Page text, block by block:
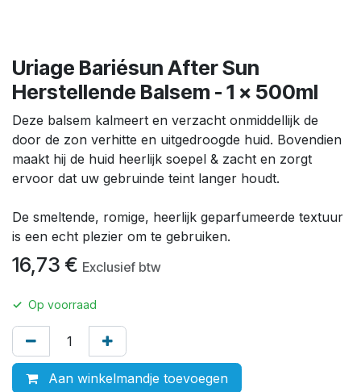
Uriage Bariésun After Sun
Herstellende Balsem - 1 x 500ml
Deze balsem kalmeert en verzacht onmiddellijk de
door de zon verhitte en uitgedroogde huid. Bovendien
maakt hij de huid heerlijk soepel & zacht en zorgt
ervoor dat uw gebruinde teint langer houdt.
De smeltende, romige, heerlijk geparfumeerde textuur
is een echt plezier om te gebruiken.
16,73 € Exclusief btw
✓ Op voorraad
Aan winkelmandje toevoegen